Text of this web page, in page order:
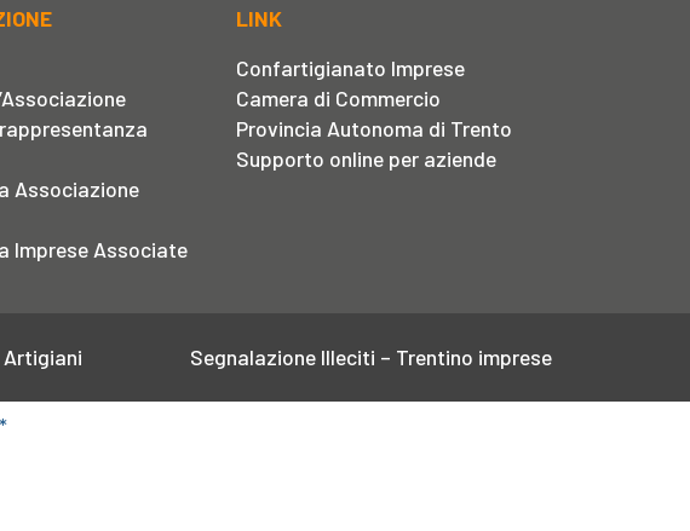
Associazione
Imprese Associate
LINK
Confartigianato Imprese
Camera di Commercio
Provincia Autonoma di Trento
Supporto online per aziende
Segnalazione Illeciti – Trentino imprese